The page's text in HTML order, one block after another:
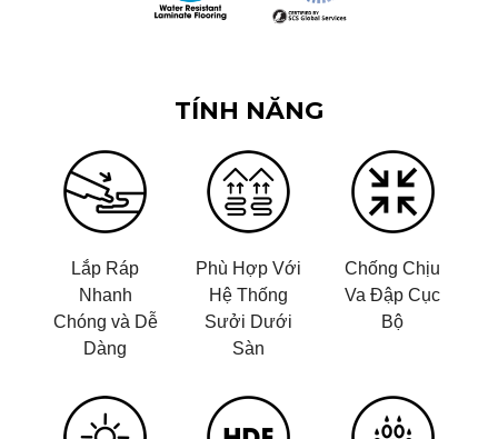
TÍNH NĂNG
Lắp Ráp
Nhanh
Chóng và Dễ
Dàng
Phù Hợp Với
Hệ Thống
Sưởi Dưới
Sàn
Chống Chịu
Va Đập Cục
Bộ